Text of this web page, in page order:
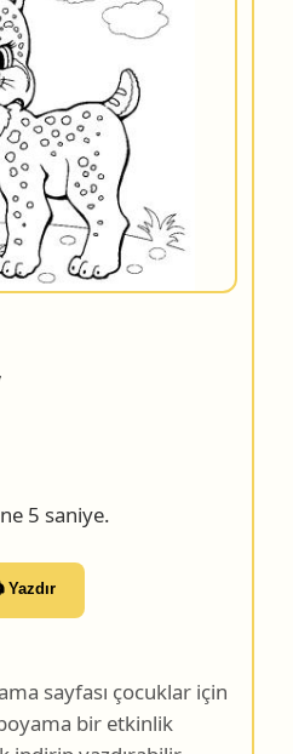
4 saniye.
indirip yazdırabilir,
zamanı